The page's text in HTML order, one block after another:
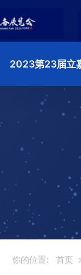
2023第23届立
你的位置: 首页